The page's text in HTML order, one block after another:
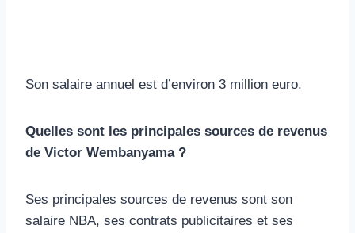
Son salaire annuel est d’environ 3 million euro.
Quelles sont les principales sources de revenus
de Victor Wembanyama ?
Ses principales sources de revenus sont son
salaire NBA, ses contrats publicitaires et ses